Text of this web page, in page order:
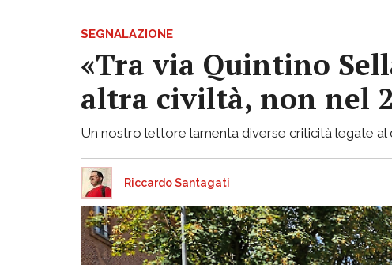
SEGNALAZIONE
«Tra via Quintino
altra civiltà, non nel
Un nostro lettore lamenta diverse criticità legate
Riccardo Santagati